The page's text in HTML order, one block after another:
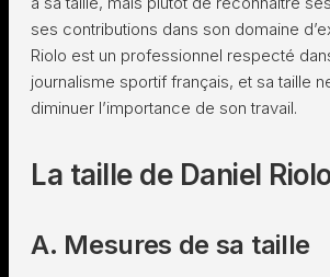
ses contributions dans son domaine
Riolo est un professionnel respecté
journalisme sportif français, et sa taille
diminuer l’importance de son travail.
La taille de Daniel
A. Mesures de sa taille